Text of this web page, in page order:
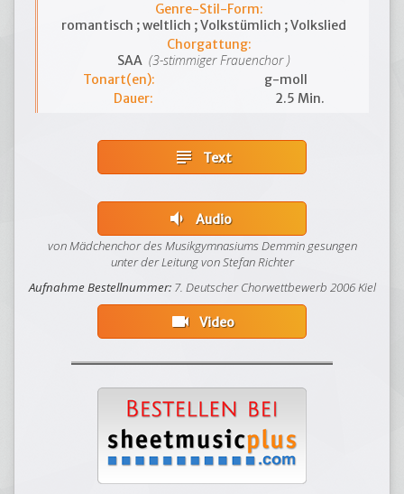
Genre-Stil-Form:
romantisch ; weltlich ; Volkstümlich ; Volkslied
Chorgattung:
SAA (3-stimmiger Frauenchor )
Tonart(en):
g-moll
Dauer:
2.5 Min.
subject Text
volume_down
Audio
von Mädchenchor des Musikgymnasiums Demmin gesungen
unter der Leitung von Stefan Richter
Aufnahme Bestellnummer:7. Deutscher Chorwettbewerb 2006 Kiel
videocam Video